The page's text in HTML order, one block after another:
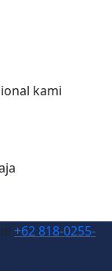
kami
+62 818-0255-